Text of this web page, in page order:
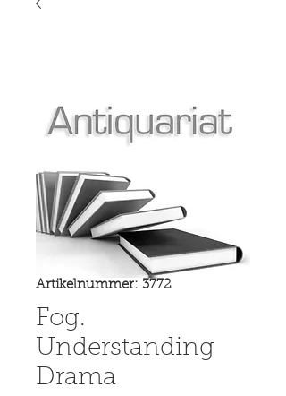
Artikelnummer: 3772
Fog.
Understanding
Drama